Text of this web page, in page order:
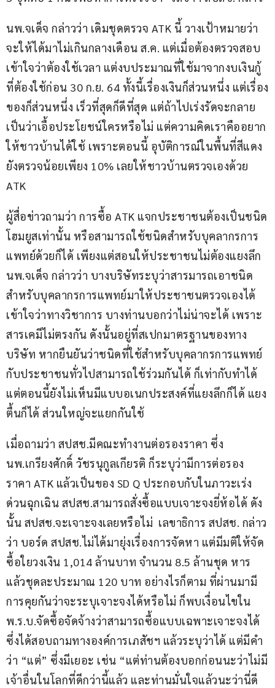
นพ.จเด็จ กล่าวว่า เดิมชุดตรวจ ATK นี้ วางเป้าหมายว่า
จะให้ได้มาไม่เกินกลางเดือน ส.ค. แต่เมื่อต้องตรวจสอบ
เข้าใจว่าต้องใช้เวลา แต่งบประมาณที่ใช้มาจากงบเงินกู้
ที่ต้องใช้ก่อน 30 ก.ย. 64 ทั้งนี้เรื่องเงินก็ส่วนหนึ่ง แต่เรื่อง
ของก็ส่วนหนึ่ง เร็วที่สุดก็ดีที่สุด แต่ถ้าไปเร่งรัดจะกลาย
เป็นว่าเอื้อประโยชน์ใครหรือไม่ แต่ความคิดเราคืออยาก
ให้ชาวบ้านได้ใช้ เพราะตอนนี้ อุบัติการณ์ในพื้นที่สีแดง
ยังตรวจน้อยเพียง 10% เลยให้ชาวบ้านตรวจเองด้วย
ATK
ผู้สื่อข่าวถามว่า การซื้อ ATK แจกประชาชนต้องเป็นชนิด
โฮมยูสเท่านั้น หรือสามารถใช้ชนิดสำหรับบุคลากรการ
แพทย์ด้วยก็ได้ เพียงแต่สอนให้ประชาชนไม่ต้องแยงลึก
นพ.จเด็จ กล่าวว่า บางบริษัทระบุว่าสารมารถเอาชนิด
สำหรับบุคลากรการแพทย์มาให้ประชาชนตรวจเองได้
เข้าใจว่าทางวิชาการ บางท่านบอกว่าไม่น่าจะได้ เพราะ
สารเคมีไม่ตรงกัน ดังนั้นอยู่ที่สเปกมาตรฐานของทาง
บริษัท หากยืนยันว่าชนิดที่ใช้สำหรับบุคลากรการแพทย์
กับประชาชนทั่วไปสามารถใช้ร่วมกันได้ ก็เท่ากับทำได้
แต่ตอนนี้ยังไม่เห็นมีแบบอเนกประสงค์ที่แยงลึกก็ได้ แยง
ตื้นก็ได้ ส่วนใหญ่จะแยกกันใช้
เมื่อถามว่า สปสช.มีคณะทำงานต่อรองราคา ซึ่ง
นพ.เกรียงศักดิ์ วัชรนุกูลเกียรติ ก็ระบุว่ามีการต่อรอง
ราคา ATK แล้วเป็นของ SD Q ประกอบกับในภาวะเร่ง
ด่วนฉุกเฉิน สปสช.สามารถสั่งซื้อแบบเจาะจงยี่ห้อได้ ดัง
นั้น สปสช.จะเจาะจงเลยหรือไม่  เลขาธิการ สปสช. กล่าว
ว่า บอร์ด สปสช.ไม่ได้มายุ่งเรื่องการจัดหา แต่มีมติให้จัด
ซื้อใยวงเงิน 1,014 ล้านบาท จำนวน 8.5 ล้านชุด หาร
แล้วชุดละประมาณ 120 บาท อย่างไรก็ตาม ที่ผ่านมามี
การคุยกันว่าจะระบุเจาะจงได้หรือไม่ ก็พบเงื่อนไขใน
พ.ร.บ.จัดซื้อจัดจ้างว่าสามารถซื้อแบบเฉพาะเจาะจงได้
ซึ่งได้สอบถามทางองค์การเภสัชฯ แล้วระบุว่าได้ แต่มีคำ
ว่า “แต่” ซึ่งมีเยอะ เช่น “แต่ท่านต้องบอกก่อนนะว่าไม่มี
เจ้าอื่นในโลกที่ดีกว่านี้แล้ว และท่านมั่นใจแล้วนะว่านี่ดี